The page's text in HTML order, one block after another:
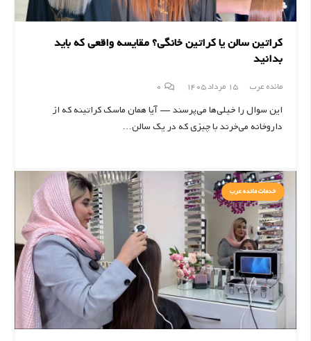
کراتین سالن یا کراتین خانگی؟ مقایسه واقعی که باید
بدانید
مائده عرب 15 مرداد 1405 0
این سوال را خیلی‌ها می‌پرسند — آیا همان ماسک کراتینه که از
داروخانه می‌خرند با چیزی که در یک سالن…
خدمات مائده عرب